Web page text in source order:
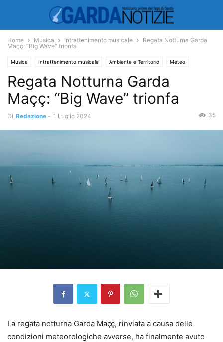
Home Musica Intrattenimento musicale
Regata Notturna Garda
Maçç: “Big Wave” trionfa
Musica Intrattenimento musicale Ambiente e Territorio Meteo
Territorio Navigazione Sport
Regata Notturna Garda
Maçç: “Big Wave” trionfa
Di Redazione - 1 Luglio 2024 35
La regata notturna Garda Maçç, rinviata a causa delle
condizioni meteorologiche avverse, ha finalmente avuto